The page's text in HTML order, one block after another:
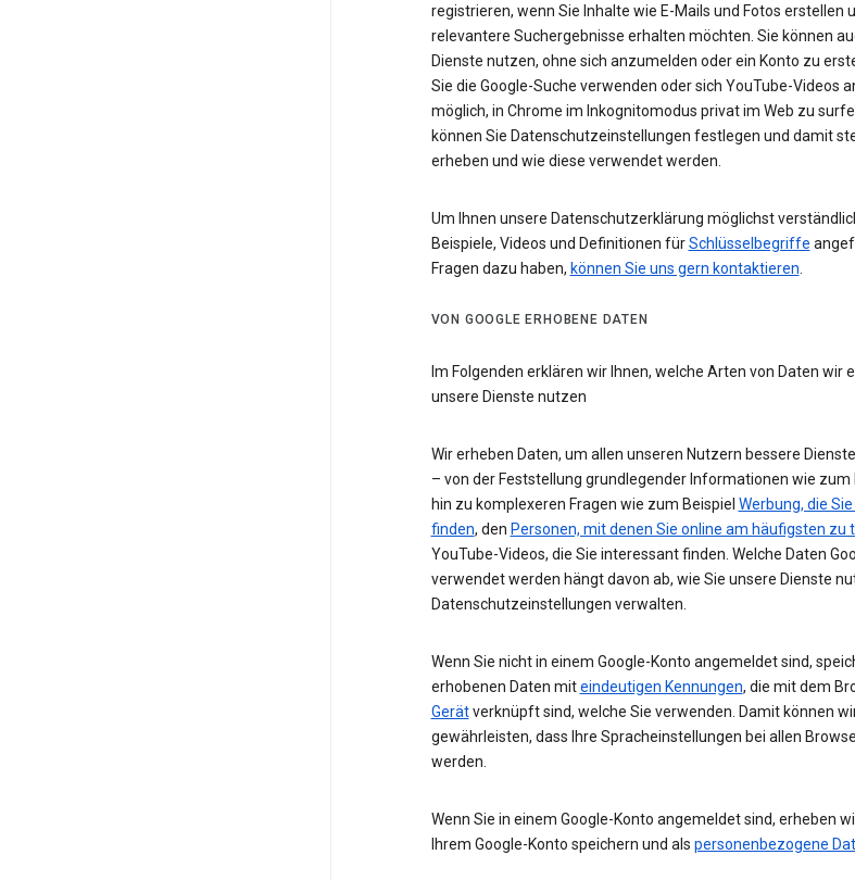
registrieren, wenn Sie Inhalte wie E-Mails und Fotos erstellen
relevantere Suchergebnisse erhalten möchten. Sie können
Dienste nutzen, ohne sich anzumelden oder ein Konto zu
Sie die Google-Suche verwenden oder sich YouTube-Videos
möglich, in Chrome im Inkognitomodus privat im Web zu
können Sie Datenschutzeinstellungen festlegen und damit
erheben und wie diese verwendet werden.
Um Ihnen unsere Datenschutzerklärung möglichst
Beispiele, Videos und Definitionen fürSchlüsselbegriffe
Fragen dazu haben, können Sie uns gern kontaktieren.
VON GOOGLE ERHOBENE DATEN
Im Folgenden erklären wir Ihnen, welche Arten von Daten wir
unsere Dienste nutzen
Wir erheben Daten, um allen unseren Nutzern bessere
– von der Feststellung grundlegender Informationen wie zum
hin zu komplexeren Fragen wie zum Beispiel Werbung, die
finden, den Personen, mit denen Sie online am häufigsten zu
YouTube-Videos, die Sie interessant finden. Welche Daten
verwendet werden hängt davon ab, wie Sie unsere Dienste
Datenschutzeinstellungen verwalten.
Wenn Sie nicht in einem Google-Konto angemeldet sind,
erhobenen Daten miteindeutigen Kennungen, die mit dem
Gerätverknüpft sind, welche Sie verwenden. Damit können
gewährleisten, dass Ihre Spracheinstellungen bei allen
werden.
Wenn Sie in einem Google-Konto angemeldet sind, erheben
Ihrem Google-Konto speichern und als personenbezogene